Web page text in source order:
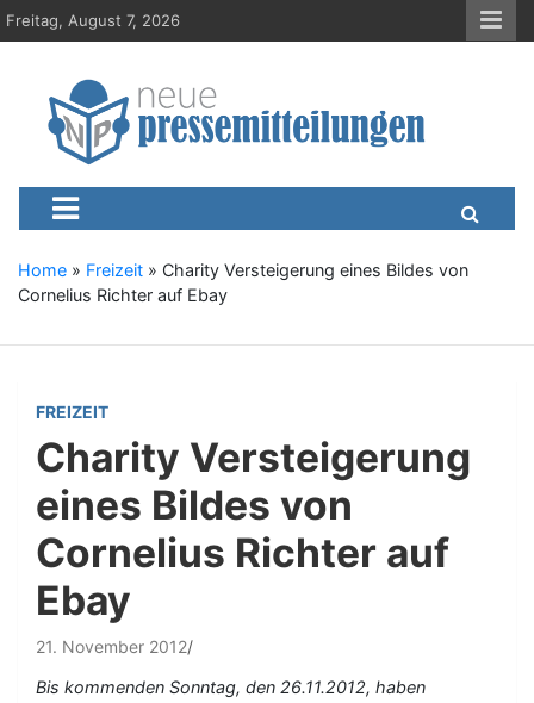
S
k
Freitag, August 7, 2026
Neue-
Presseportal, Nachrichten, News, Meldungen, Wirtschaft
Home » Freizeit » Charity Versteigerung eines Bildes von
Cornelius Richter auf Ebay
FREIZEIT
Charity Versteigerung
eines Bildes von
Cornelius Richter auf
Ebay
21. November 2012
Bis kommenden Sonntag, den 26.11.2012, haben